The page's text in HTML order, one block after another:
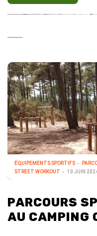
ÉQUIPEMENTS SPORTIFS
STREET WORKOUT
10 JUIN
PARCOURS
AU CAMPING